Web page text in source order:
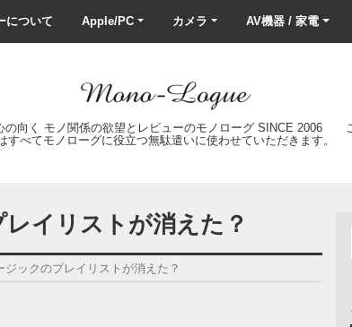
について Apple/PC カメラ AV機器 / 家電
の向く モノ関係の欲望とレビューのモノローグ SINCE 2006
すべてモノローグに役立つ無駄遣いに使わせていただきます。
イリストが消えた？
ジックのプレイリストが消えた？